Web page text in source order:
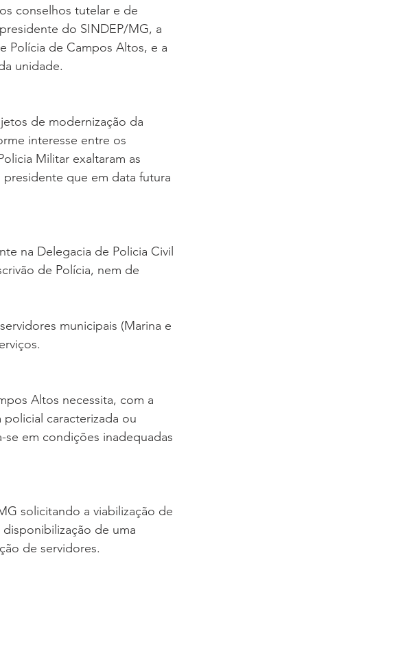
conselhos tutelar e de
do SINDEP/MG, a
Polícia de Campos Altos, e a
unidade.
de modernização da
interesse entre os
Militar exaltaram as
que em data futura
na Delegacia de Policia Civil
de Polícia, nem de
municipais (Marina e
Altos necessita, com a
caracterizada ou
se em condições inadequadas
solicitando a viabilização de
de uma
de servidores.